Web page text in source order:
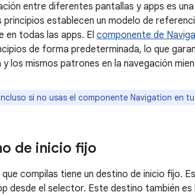
entre diferentes pantallas y apps es
principios establecen un modelo de
en todas las apps. El componente de
de forma predeterminada, lo que
los mismos patrones en la navegación
si no usas el componente Navigation en
de inicio fijo
compilas tiene un destino de inicio fijo.
desde el selector. Este destino también